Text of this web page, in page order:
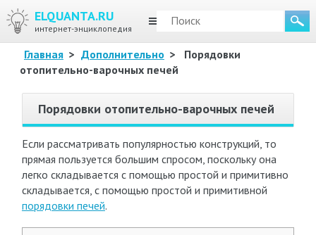
ELQUANTA.RU
интернет-энциклопедия
МЕНЮ
Главная > Дополнительно >
Порядовки
отопительно-варочных печей
Порядовки отопительно-варочных печей
Если рассматривать популярностью конструкций, то
прямая пользуется большим спросом, поскольку она
легко складывается с помощью простой и примитивно
складывается, с помощью простой и примитивной
порядовки печей.